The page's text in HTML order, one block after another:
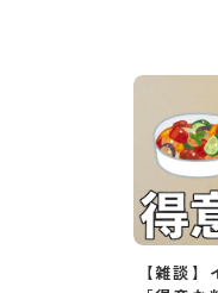
【雑談